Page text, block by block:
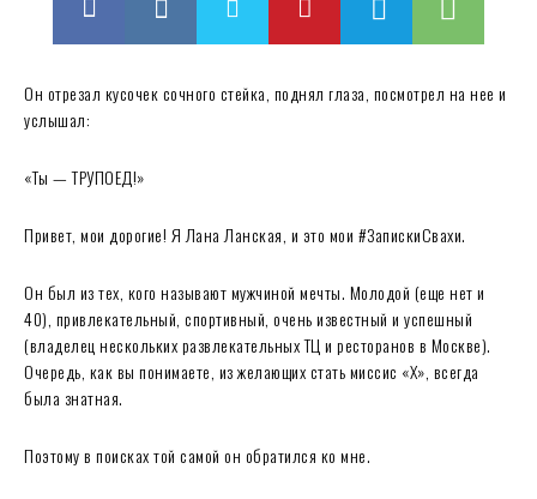
Он отрезал кусочек сочного стейка, поднял глаза, посмотрел на нее и
услышал:
«Ты — ТРУПОЕД!»
Привет, мои дорогие! Я Лана Ланская, и это мои #ЗапискиСвахи.
Он был из тех, кого называют мужчиной мечты. Молодой (еще нет и
40), привлекательный, спортивный, очень известный и успешный
(владелец нескольких развлекательных ТЦ и ресторанов в Москве).
Очередь, как вы понимаете, из желающих стать миссис «Х», всегда
была знатная.
Поэтому в поисках той самой он обратился ко мне.